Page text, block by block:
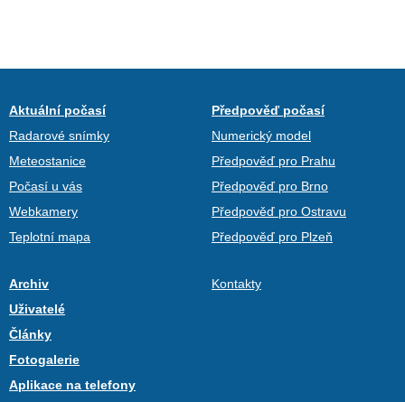
Aktuální počasí
Radarové snímky
Meteostanice
Počasí u vás
Webkamery
Teplotní mapa
Předpověď počasí
Numerický model
Předpověď pro Prahu
Předpověď pro Brno
Předpověď pro Ostravu
Předpověď pro Plzeň
Archiv
Uživatelé
Články
Fotogalerie
Aplikace na telefony
Kontakty